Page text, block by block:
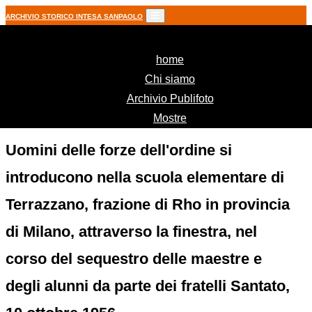
ARCHIVIO STORICO INTESA SANPAOLO
home(current)
Chi siamo
Archivio Publifoto
Mostre
Uomini delle forze dell'ordine si
introducono nella scuola elementare di
Terrazzano, frazione di Rho in provincia
di Milano, attraverso la finestra, nel
corso del sequestro delle maestre e
degli alunni da parte dei fratelli Santato,